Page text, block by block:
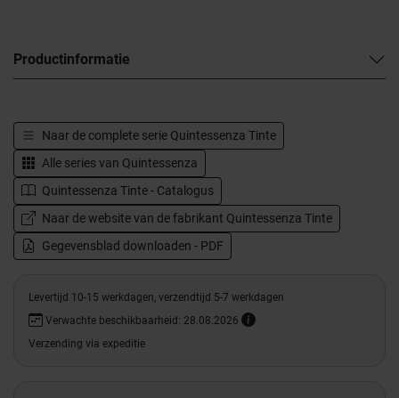
Productinformatie
Naar de complete serie Quintessenza Tinte
Alle series van Quintessenza
Quintessenza Tinte - Catalogus
Naar de website van de fabrikant Quintessenza Tinte
Gegevensblad downloaden - PDF
Levertijd 10-15 werkdagen, verzendtijd 5-7 werkdagen
Verwachte beschikbaarheid: 28.08.2026
Verzending via expeditie